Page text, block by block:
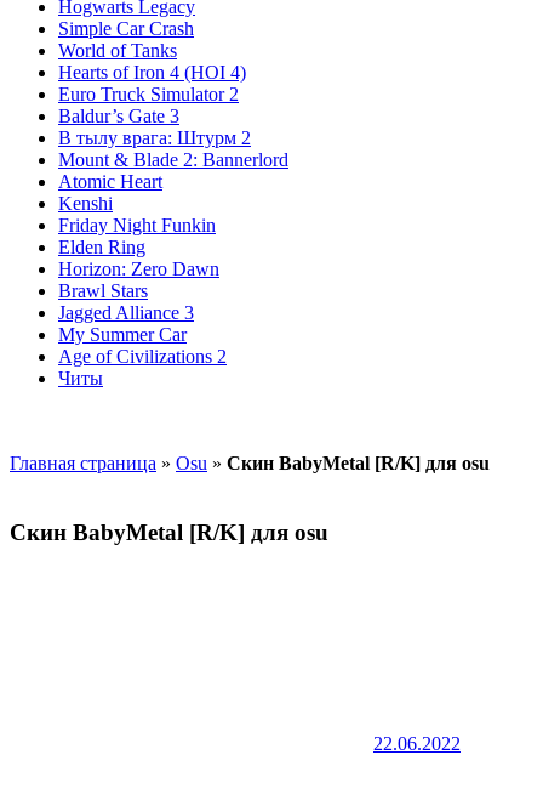
Hogwarts Legacy
Simple Car Crash
World of Tanks
Hearts of Iron 4 (HOI 4)
Euro Truck Simulator 2
Baldur’s Gate 3
В тылу врага: Штурм 2
Mount & Blade 2: Bannerlord
Atomic Heart
Kenshi
Friday Night Funkin
Elden Ring
Horizon: Zero Dawn
Brawl Stars
Jagged Alliance 3
My Summer Car
Age of Civilizations 2
Читы
Главная страница » Osu » Скин BabyMetal [R/K] для osu
Скин BabyMetal [R/K] для osu
22.06.2022